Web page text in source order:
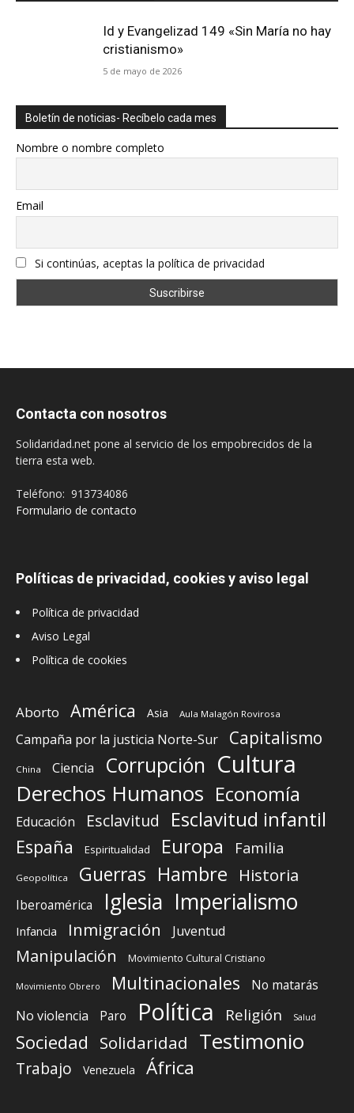
Id y Evangelizad 149 «Sin María no hay
cristianismo»
5 de mayo de 2026
Boletín de noticias- Recíbelo cada mes
Nombre o nombre completo
Email
Si continúas, aceptas la política de privacidad
Contacta con nosotros
Solidaridad.net pone al servicio de los empobrecidos de la
tierra esta web.
Teléfono: 913734086
Formulario de contacto
Políticas de privacidad, cookies y aviso legal
Política de privacidad
Aviso Legal
Política de cookies
Aborto América Asia Aula Malagón Rovirosa
Campaña por la justicia Norte-Sur Capitalismo
China Ciencia Corrupción Cultura
Derechos Humanos Economía
Educación Esclavitud Esclavitud infantil
España Espiritualidad Europa Familia
Geopolítica Guerras Hambre Historia
Iberoamérica Iglesia Imperialismo
Infancia Inmigración Juventud
Manipulación Movimiento Cultural Cristiano
Movimiento Obrero Multinacionales
No matarás
No violencia
Paro Política Religión Salud
Sociedad Solidaridad Testimonio
Trabajo Venezuela África